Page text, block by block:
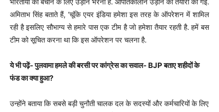
अमिताभ सिंह बताते हैं, ‘चूंकि एयर इंडिया हमेशा इस तरह के ऑपरेशन में शामिल
रही है इसलिए सौभाग्य से हमारे पास एक टीम है जो हमेशा तैयार रहती है. हमें बस
टीम को सूचित करना था कि इस ऑपरेशन पर चलना है.
ये भी पढ़ें- पुलवामा हमले की बरसी पर कांग्रेस का सवाल- BJP बताए शहीदों के
फंड का क्या हुआ?
उन्होंने बताया कि सबसे बड़ी चुनौती चालक दल के सदस्यों और कर्मचारियों के लिए